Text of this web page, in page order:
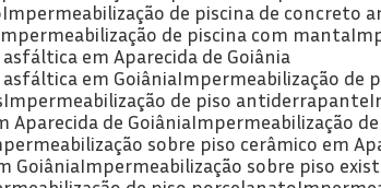
Impermeabilização de piscina de concreto
Impermeabilização de piscina com manta
em Aparecida de Goiânia
em Goiânia Impermeabilização de
Impermeabilização de piso antiderrapante
Aparecida de Goiânia Impermeabilização
sobre piso cerâmico em
Goiânia Impermeabilização sobre piso